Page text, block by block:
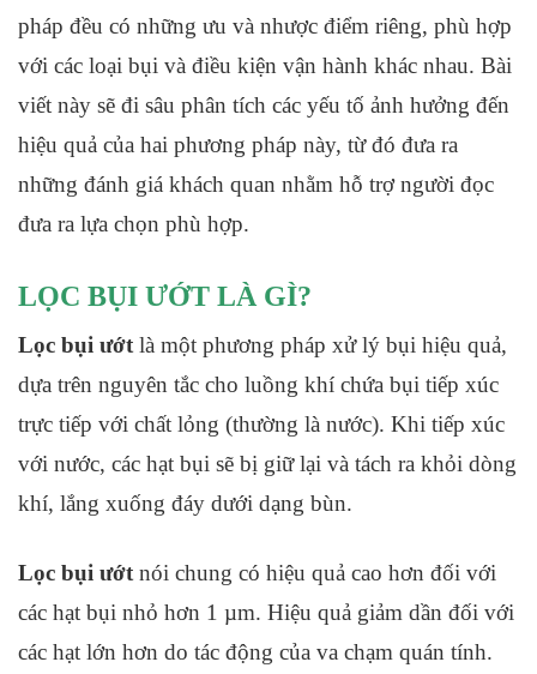
pháp đều có những ưu và nhược điểm riêng, phù hợp
với các loại bụi và điều kiện vận hành khác nhau. Bài
viết này sẽ đi sâu phân tích các yếu tố ảnh hưởng đến
hiệu quả của hai phương pháp này, từ đó đưa ra
những đánh giá khách quan nhằm hỗ trợ người đọc
đưa ra lựa chọn phù hợp.
LỌC BỤI ƯỚT LÀ GÌ?
Lọc bụi ướt là một phương pháp xử lý bụi hiệu quả,
dựa trên nguyên tắc cho luồng khí chứa bụi tiếp xúc
trực tiếp với chất lỏng (thường là nước). Khi tiếp xúc
với nước, các hạt bụi sẽ bị giữ lại và tách ra khỏi dòng
khí, lắng xuống đáy dưới dạng bùn.
Lọc bụi ướt nói chung có hiệu quả cao hơn đối với
các hạt bụi nhỏ hơn 1 µm. Hiệu quả giảm dần đối với
các hạt lớn hơn do tác động của va chạm quán tính.